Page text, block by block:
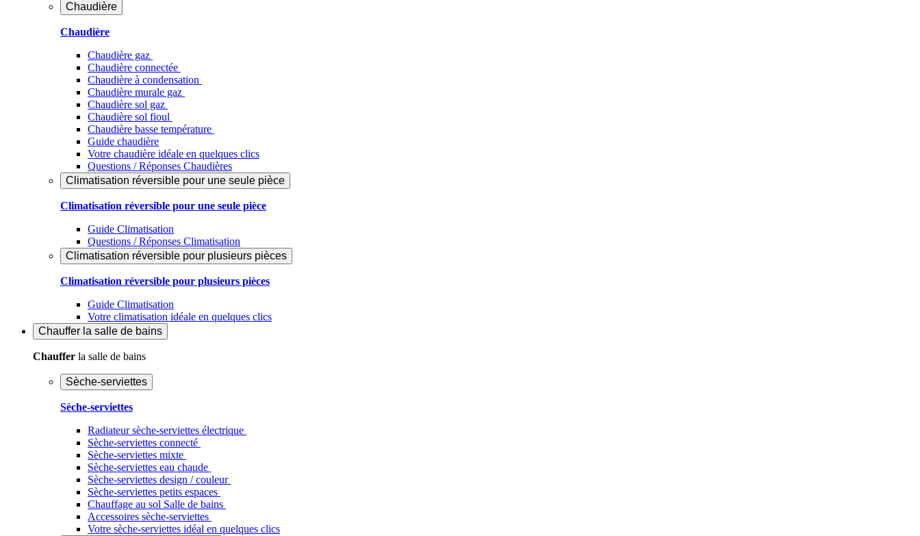
Chaudière
Chaudière
Chaudière gaz
Chaudière connectée
Chaudière à condensation
Chaudière murale gaz
Chaudière sol gaz
Chaudière sol fioul
Chaudière basse température
Guide chaudière
Votre chaudière idéale en quelques clics
Questions / Réponses Chaudières
Climatisation réversible pour une seule pièce
Climatisation réversible pour une seule pièce
Guide Climatisation
Questions / Réponses Climatisation
Climatisation réversible pour plusieurs pièces
Climatisation réversible pour plusieurs pièces
Guide Climatisation
Votre climatisation idéale en quelques clics
Chauffer la salle de bains
Chauffer la salle de bains
Sèche-serviettes
Sèche-serviettes
Radiateur sèche-serviettes électrique
Sèche-serviettes connecté
Sèche-serviettes mixte
Sèche-serviettes eau chaude
Sèche-serviettes design / couleur
Sèche-serviettes petits espaces
Chauffage au sol Salle de bains
Accessoires sèche-serviettes
Votre sèche-serviettes idéal en quelques clics